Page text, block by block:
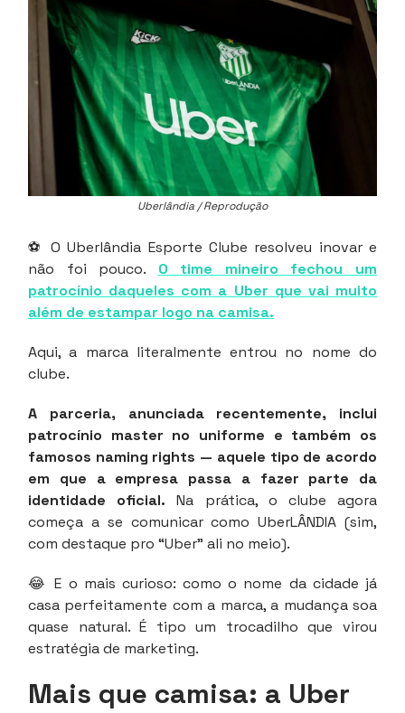
Uberlândia / Reprodução
⚽ O Uberlândia Esporte Clube resolveu inovar e
não foi pouco. O time mineiro fechou um
patrocínio daqueles com a Uber que vai muito
além de estampar logo na camisa.
Aqui, a marca literalmente entrou no nome do
clube.
A parceria, anunciada recentemente, inclui
patrocínio master no uniforme e também os
famosos naming rights — aquele tipo de acordo
em que a empresa passa a fazer parte da
identidade oficial. Na prática, o clube agora
começa a se comunicar como UberLÂNDIA (sim,
com destaque pro “Uber” ali no meio).
😂 E o mais curioso: como o nome da cidade já
casa perfeitamente com a marca, a mudança soa
quase natural. É tipo um trocadilho que virou
estratégia de marketing.
Mais que camisa: a Uber